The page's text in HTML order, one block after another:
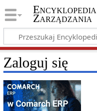
Encyklopedia
Zarządzania
Zaloguj się